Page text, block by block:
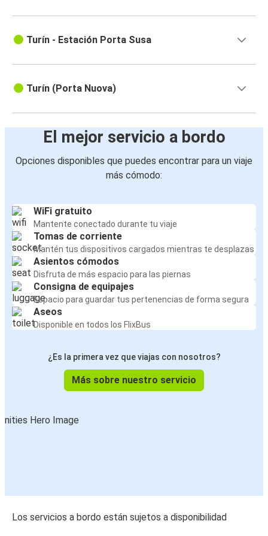
Turín - Estación Porta Susa
Turín (Porta Nuova)
El mejor servicio a bordo
Opciones disponibles que puedes encontrar para un viaje
más cómodo:
WiFi gratuito
Mantente conectado durante tu viaje
Tomas de corriente
Mantén tus dispositivos cargados mientras te desplazas
Asientos cómodos
Disfruta de más espacio para las piernas
Consigna de equipajes
Espacio para guardar tus pertenencias de forma segura
Aseos
Disponible en todos los FlixBus
¿Es la primera vez que viajas con nosotros?
Más sobre nuestro servicio
Los servicios a bordo están sujetos a disponibilidad